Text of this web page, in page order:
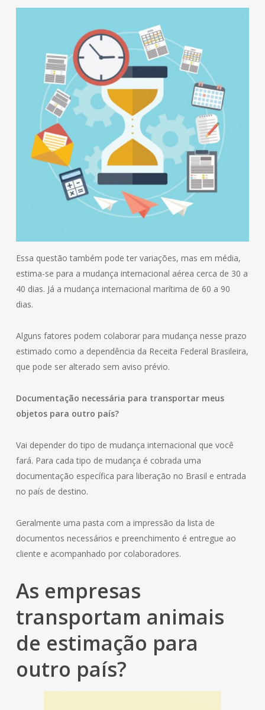
Essa questão também pode ter variações, mas em média,
estima-se para a mudança internacional aérea cerca de 30 a
40 dias. Já a mudança internacional marítima de 60 a 90
dias.
Alguns fatores podem colaborar para mudança nesse prazo
estimado como a dependência da Receita Federal Brasileira,
que pode ser alterado sem aviso prévio.
Documentação necessária para transportar meus
objetos para outro país?
Vai depender do tipo de mudança internacional que você
fará. Para cada tipo de mudança é cobrada uma
documentação específica para liberação no Brasil e entrada
no país de destino.
Geralmente uma pasta com a impressão da lista de
documentos necessários e preenchimento é entregue ao
cliente e acompanhado por colaboradores.
As empresas
transportam animais
de estimação para
outro país?